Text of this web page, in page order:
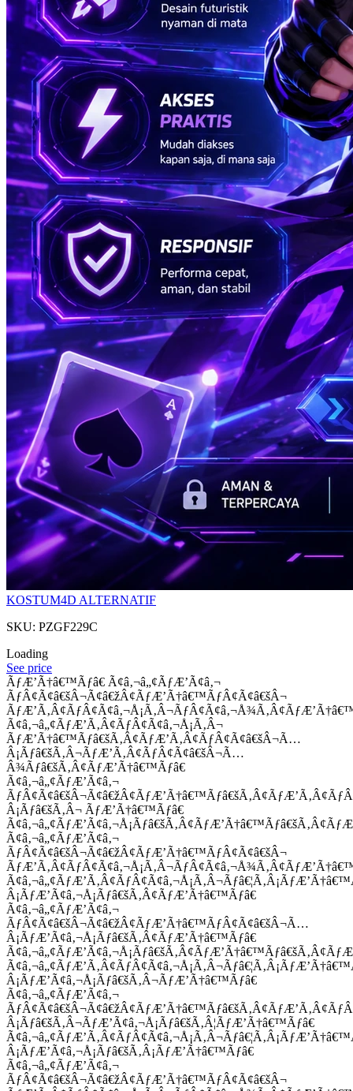
KOSTUM4D ALTERNATIF
SKU: PZGF229C
Loading
See price
ÃƒÆ’Ã†â€™Ãƒâ€ Ã¢â‚¬â„¢ÃƒÆ’Ã¢â‚¬
ÃƒÂ¢Ã¢â€šÂ¬Ã¢â€žÂ¢ÃƒÆ’Ã†â€™ÃƒÂ¢Ã¢â€šÂ¬
Ã¢â‚¬â„¢ÃƒÆ’Ã‚Â¢ÃƒÂ¢Ã¢â‚¬Å¡Ã‚Â¬
ÃƒÆ’Ã†â€™Ãƒâ€šÃ‚Â¢ÃƒÆ’Ã‚Â¢ÃƒÂ¢Ã¢â€šÂ¬Ã…
Â¡Ãƒâ€šÃ‚Â¬ÃƒÆ’Ã‚Â¢ÃƒÂ¢Ã¢â€šÂ¬Ã…
Â¾Ãƒâ€šÃ‚Â¢ÃƒÆ’Ã†â€™Ãƒâ€
Ã¢â‚¬â„¢ÃƒÆ’Ã¢â‚¬
Â¡Ãƒâ€šÃ‚Â¬ ÃƒÆ’Ã†â€™Ãƒâ€
Ã¢â‚¬â„¢ÃƒÆ’Ã¢â‚¬
ÃƒÂ¢Ã¢â€šÂ¬Ã¢â€žÂ¢ÃƒÆ’Ã†â€™ÃƒÂ¢Ã¢â€šÂ¬
Â¡ÃƒÆ’Ã¢â‚¬Å¡Ãƒâ€šÃ‚Â¢ÃƒÆ’Ã†â€™Ãƒâ€
Ã¢â‚¬â„¢ÃƒÆ’Ã¢â‚¬
ÃƒÂ¢Ã¢â€šÂ¬Ã¢â€žÂ¢ÃƒÆ’Ã†â€™ÃƒÂ¢Ã¢â€šÂ¬Ã…
Â¡ÃƒÆ’Ã¢â‚¬Å¡Ãƒâ€šÃ‚Â¢ÃƒÆ’Ã†â€™Ãƒâ€
Â¡ÃƒÆ’Ã¢â‚¬Å¡Ãƒâ€šÃ‚Â¬ÃƒÆ’Ã†â€™Ãƒâ€
Ã¢â‚¬â„¢ÃƒÆ’Ã¢â‚¬
Â¡Ãƒâ€šÃ‚Â¬ÃƒÆ’Ã¢â‚¬Å¡Ãƒâ€šÃ‚Â¦ÃƒÆ’Ã†â€™Ãƒâ€
Â¡ÃƒÆ’Ã¢â‚¬Å¡Ãƒâ€šÃ‚Â¡ÃƒÆ’Ã†â€™Ãƒâ€
Ã¢â‚¬â„¢ÃƒÆ’Ã¢â‚¬
ÃƒÂ¢Ã¢â€šÂ¬Ã¢â€žÂ¢ÃƒÆ’Ã†â€™ÃƒÂ¢Ã¢â€šÂ¬